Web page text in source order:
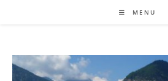
MENU